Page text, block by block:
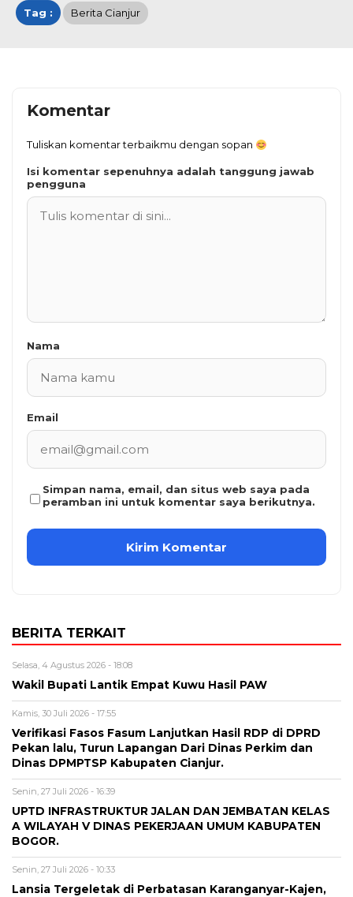
Tag : Berita Cianjur
Komentar
Tuliskan komentar terbaikmu dengan sopan
Isi komentar sepenuhnya adalah tanggung jawab
pengguna
Nama
Email
Simpan nama, email, dan situs web saya pada
peramban ini untuk komentar saya berikutnya.
BERITA TERKAIT
Selasa, 4 Agustus 2026 - 18:08
Wakil Bupati Lantik Empat Kuwu Hasil PAW
Kamis, 30 Juli 2026 - 17:55
Verifikasi Fasos Fasum Lanjutkan Hasil RDP di DPRD
Pekan lalu, Turun Lapangan Dari Dinas Perkim dan
Dinas DPMPTSP Kabupaten Cianjur.
Senin, 27 Juli 2026 - 16:39
UPTD INFRASTRUKTUR JALAN DAN JEMBATAN KELAS
A WILAYAH V DINAS PEKERJAAN UMUM KABUPATEN
BOGOR.
Senin, 27 Juli 2026 - 10:33
Lansia Tergeletak di Perbatasan Karanganyar-Kajen,